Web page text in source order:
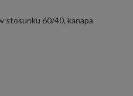
stosunku 60/40, kanapa